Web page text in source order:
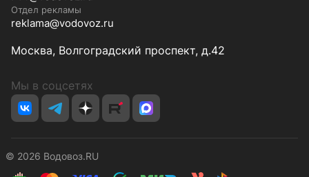
Отдел рекламы
reklama@vodovoz.ru
Москва, Волгоградский проспект, д.42
Мы в соцсетях
© 2026 Водовоз.RU